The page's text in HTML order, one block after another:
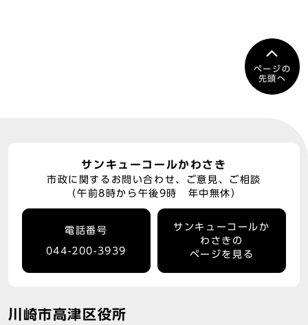
ページの
先頭へ
サンキューコールかわさき
市政に関するお問い合わせ、ご意見、ご相談
（午前8時から午後9時 年中無休）
電話番号
044-200-3939
サンキューコールか
わさきの
ページを見る
川崎市高津区役所